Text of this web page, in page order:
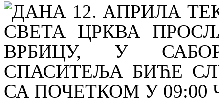
ДАНА 12. АПРИЛА
СВЕТА ЦРКВА
ВРБИЦУ, У
СПАСИТЕЉА БИЋЕ
СА ПОЧЕТКОМ У 09:00